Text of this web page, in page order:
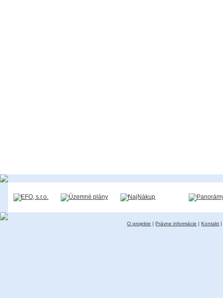
O projekte |Právne informácie |Kontakt